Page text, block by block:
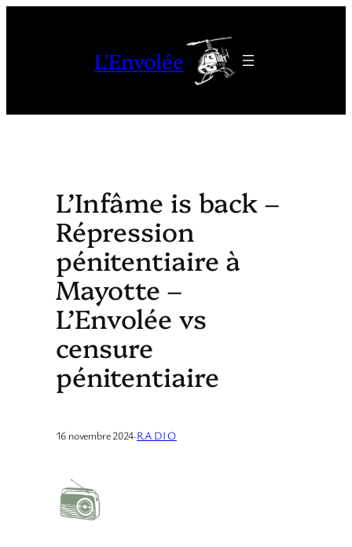
L'Envolée
L’Infâme is back –
Répression
pénitentiaire à
Mayotte –
L’Envolée vs
censure
pénitentiaire
16 novembre 2024·RADIO